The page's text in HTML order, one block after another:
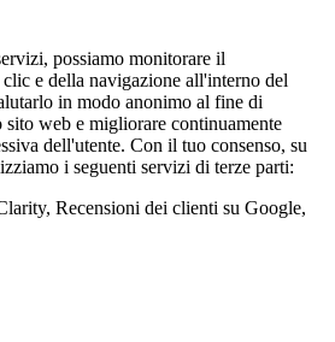
possiamo monitorare il
e della navigazione all'interno del
in modo anonimo al fine di
web e migliorare continuamente
dell'utente. Con il tuo consenso, su
i seguenti servizi di terze parti:
Recensioni dei clienti su Google,